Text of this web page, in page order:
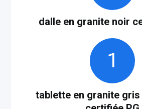
dalle en granite noir
1
tablette en granite